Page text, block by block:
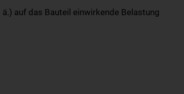
auf das Bauteil einwirkende Belastung